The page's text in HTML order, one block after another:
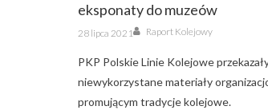
eksponaty do muzeów
Posted
on
28 lipca 2021 Author
Raport Kolejowy
PKP Polskie Linie Kolejowe
niewykorzystane materiały
promującym tradycje kolejowe.